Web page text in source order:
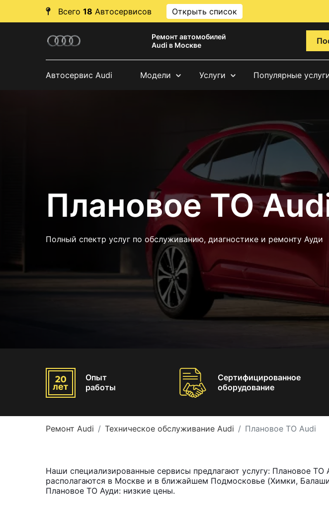
Всего 18 Автосервисов Открыть список
Ремонт автомобилей
Audi в Москве
Автосервис Audi Модели Услуги Популярные
Плановое ТО
Полный спектр услуг по обслуживанию, диагностике и ремонту Ауди
Опыт
работы
Сертифицированное
оборудование
Ремонт Audi Техническое обслуживание Audi Плановое ТО Audi
Наши специализированные сервисы предлагают услугу: Плановое
располагаются в Москве и в ближайшем Подмосковье (Химки,
Плановое ТО Ауди: низкие цены.